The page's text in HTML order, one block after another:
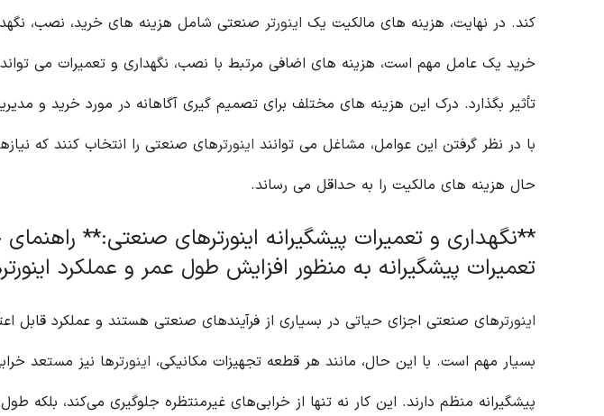
کند. در نهایت، هزینه های مالکیت یک اینورتر صنعتی شامل هزینه های خرید، نصب،
خرید یک عامل مهم است، هزینه های اضافی مرتبط با نصب، نگهداری و تعمیرات می
تأثیر بگذارد. درک این هزینه های مختلف برای تصمیم گیری آگاهانه در مورد خرید و
با در نظر گرفتن این عوامل، مشاغل می توانند اینورترهای صنعتی را انتخاب کنند که
حال هزینه های مالکیت را به حداقل می رساند.
**نگهداری و تعمیرات پیشگیرانه اینورترهای صنعتی:**
تعمیرات پیشگیرانه به منظور افزایش طول عمر و عملکرد
اینورترهای صنعتی اجزای حیاتی در بسیاری از فرآیندهای صنعتی هستند و عملکرد قابل
بسیار مهم است. با این حال، مانند هر قطعه تجهیزات مکانیکی، اینورترها نیز مستعد
پیشگیرانه منظم دارند. این کار نه تنها از خرابی‌های غیرمنتظره جلوگیری می‌کند، بلکه